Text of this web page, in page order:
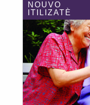
NOUVO
ITILIZATÈ